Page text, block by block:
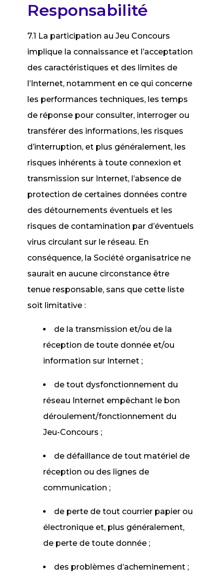
Responsabilité
7.1 La participation au Jeu Concours
implique la connaissance et l’acceptation
des caractéristiques et des limites de
l’Internet, notamment en ce qui concerne
les performances techniques, les temps
de réponse pour consulter, interroger ou
transférer des informations, les risques
d’interruption, et plus généralement, les
risques inhérents à toute connexion et
transmission sur Internet, l’absence de
protection de certaines données contre
des détournements éventuels et les
risques de contamination par d’éventuels
virus circulant sur le réseau. En
conséquence, la Société organisatrice ne
saurait en aucune circonstance être
tenue responsable, sans que cette liste
soit limitative :
de la transmission et/ou de la
réception de toute donnée et/ou
information sur Internet ;
de tout dysfonctionnement du
réseau Internet empêchant le bon
déroulement/fonctionnement du
Jeu-Concours ;
de défaillance de tout matériel de
réception ou des lignes de
communication ;
de perte de tout courrier papier ou
électronique et, plus généralement,
de perte de toute donnée ;
des problèmes d’acheminement ;